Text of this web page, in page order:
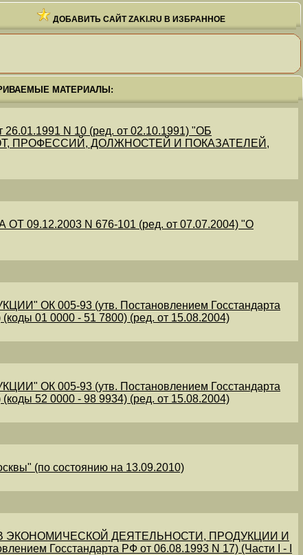
ДОБАВИТЬ САЙТ ZAKI.RU В ИЗБРАННОЕ
МАТЕРИАЛЫ:
N 10 (ред. от 02.10.1991) "ОБ
ПРОФЕССИЙ, ДОЛЖНОСТЕЙ И ПОКАЗАТЕЛЕЙ,
N 676-101 (ред. от 07.07.2004) "О
ОК 005-93 (утв. Постановлением Госстандарта
01 0000 - 51 7800) (ред. от 15.08.2004)
ОК 005-93 (утв. Постановлением Госстандарта
52 0000 - 98 9934) (ред. от 15.08.2004)
(по состоянию на 13.09.2010)
ДЕЯТЕЛЬНОСТИ, ПРОДУКЦИИ И
Госстандарта РФ от 06.08.1993 N 17) (Части I - I